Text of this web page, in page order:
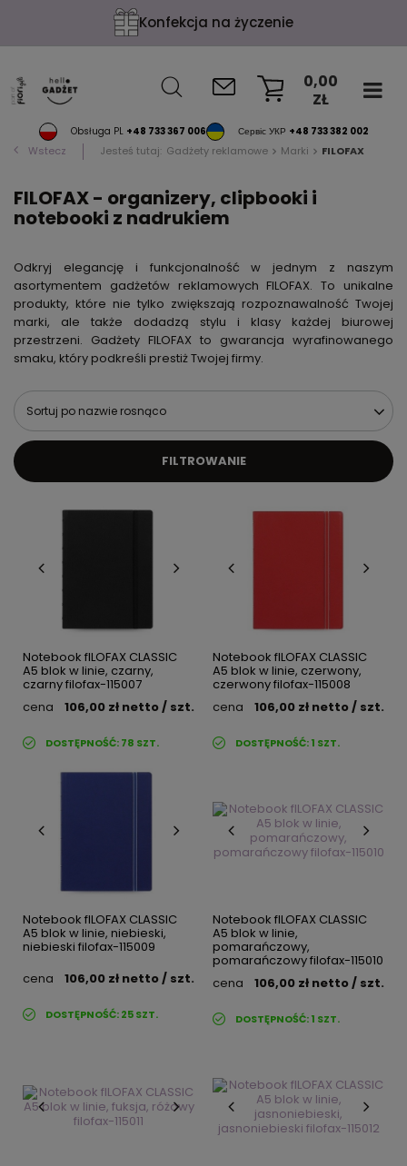
Firma godna zaufania
Obsługa PL +48 733 367 006 Сервіс УКР +48 733 382 002
0,00
ZŁ
Wstecz Jesteś tutaj: Gadżety reklamowe Marki FILOFAX
FILOFAX - organizery, clipbooki i
notebooki z nadrukiem
Odkryj elegancję i funkcjonalność w jednym z naszym
asortymentem gadżetów reklamowych FILOFAX. To unikalne
produkty, które nie tylko zwiększają rozpoznawalność Twojej
marki, ale także dodadzą stylu i klasy każdej biurowej
przestrzeni. Gadżety FILOFAX to gwarancja wyrafinowanego
smaku, który podkreśli prestiż Twojej firmy.
Sortuj po nazwie rosnąco
FILTROWANIE
Notebook fILOFAX CLASSIC
A5 blok w linie, czarny,
czarny filofax-115007
cena
106,00 zł netto/ szt.
DOSTĘPNOŚĆ:78 SZT.
Notebook fILOFAX CLASSIC
A5 blok w linie, czerwony,
czerwony filofax-115008
cena
106,00 zł netto/ szt.
DOSTĘPNOŚĆ:1 SZT.
Notebook fILOFAX CLASSIC
A5 blok w linie, niebieski,
niebieski filofax-115009
cena
106,00 zł netto/ szt.
DOSTĘPNOŚĆ:25SZT.
Notebook fILOFAX CLASSIC
A5 blok w linie,
pomarańczowy,
pomarańczowy filofax-115010
cena
106,00 zł netto/ szt.
DOSTĘPNOŚĆ:1 SZT.